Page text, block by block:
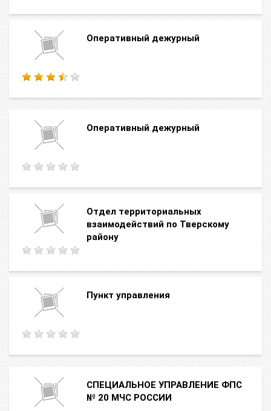
Оперативный дежурный
Оперативный дежурный
Отдел территориальных
взаимодействий по Тверскому
району
Пункт управления
СПЕЦИАЛЬНОЕ УПРАВЛЕНИЕ ФПС
№ 20 МЧС РОССИИ